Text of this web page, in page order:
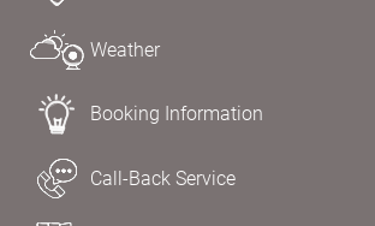
Weather
Booking Information
Call-Back Service